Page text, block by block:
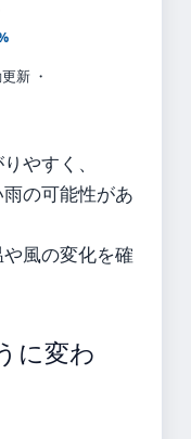
新 ・
やすく、
の可能性があ
風の変化を確
に変わ